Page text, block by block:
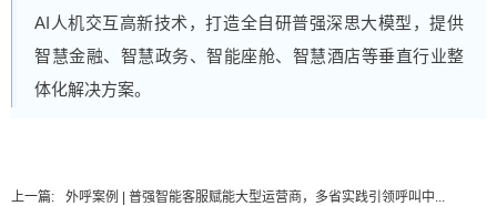
AI人机交互高新技术，打造全自研普强深思大模型，提供
智慧金融、智慧政务、智能座舱、智慧酒店等垂直行业整
体化解决方案。
上一篇: 外呼案例 | 普强智能客服赋能大型运营商，多省实践引领呼叫中...